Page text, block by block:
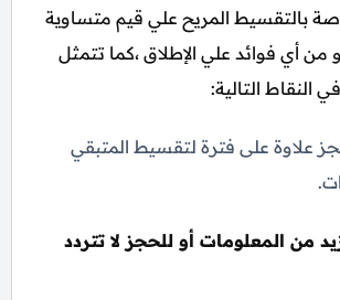
بالتقسيط المريح علي قيم متساوية
من أي فوائد علي الإطلاق ،كما تتمثل
النقاط التالية:
علاوة على فترة لتقسيط المتبقي
من المعلومات أو للحجز لا تتردد